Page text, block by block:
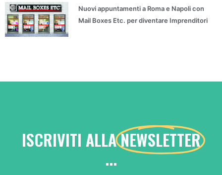
Nuovi appuntamenti a Roma e Napoli con
Mail Boxes Etc. per diventare Imprenditori
ISCRIVITI ALLANEWSLETTER
...